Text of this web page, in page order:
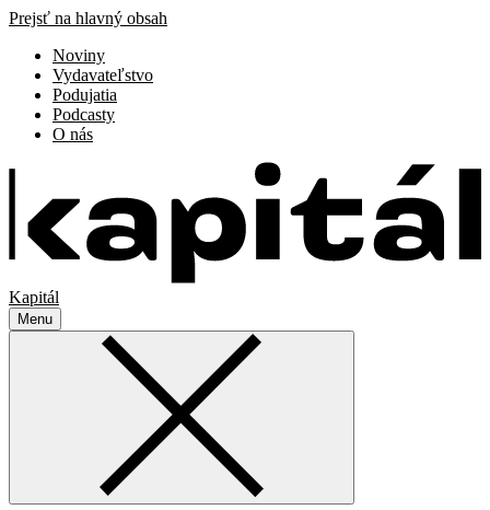
Prejsť na hlavný obsah
Noviny
Vydavateľstvo
Podujatia
Podcasty
O nás
Kapitál
Menu